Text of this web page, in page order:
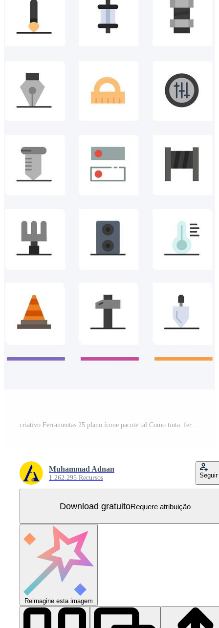
criativo Ferramentas 25 plano ícone pacote tal Como tinta. ferramentas. componentes. gordo. Engenharia Vetor Grátis
Muhammad Adnan
1.262.295 Recursos Seguir
Download gratuitoRequere atribuição
Reimagine esta imagem